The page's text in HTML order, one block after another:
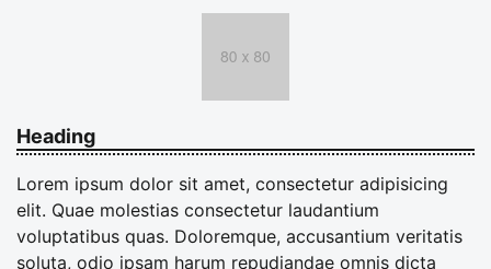
Heading
Lorem ipsum dolor sit amet, consectetur adipisicing
elit. Quae molestias consectetur laudantium
voluptatibus quas. Doloremque, accusantium veritatis
soluta, odio ipsam harum repudiandae omnis dicta